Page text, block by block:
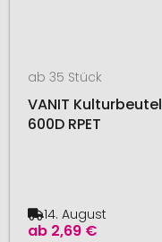
ab 35 Stück
VANIT Kulturbeutel
600D RPET
ab 2,69 €
14. August